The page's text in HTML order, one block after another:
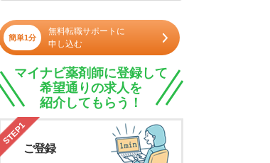
簡単1分
無料転職サポートに
申し込む
マイナビ薬剤師に登録して
希望通りの求人を
紹介してもらう！
STEP1
ご登録